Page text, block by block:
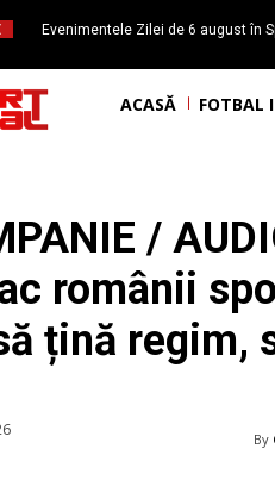
Evenimentele Zilei de 6 august în
ACASĂ FOTBAL
/
românii
țină regim,
By